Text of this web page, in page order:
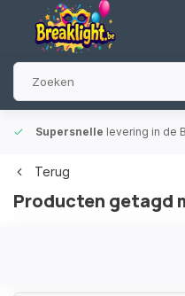
Supersnelle levering in de
Terug
Producten getagd